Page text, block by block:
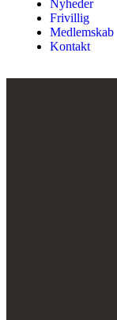
Nyheder
Frivillig
Medlemskab
Kontakt